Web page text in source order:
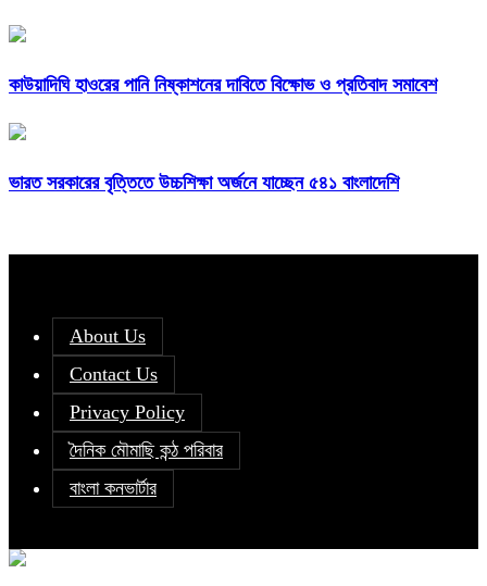
কাউয়াদিঘি হাওরের পানি নিষ্কাশনের দাবিতে বিক্ষোভ ও প্রতিবাদ সমাবেশ
ভারত সরকারের বৃত্তিতে উচ্চশিক্ষা অর্জনে যাচ্ছেন ৫৪১ বাংলাদেশি
About Us
Contact Us
Privacy Policy
দৈনিক মৌমাছি কন্ঠ পরিবার
বাংলা কনভার্টার